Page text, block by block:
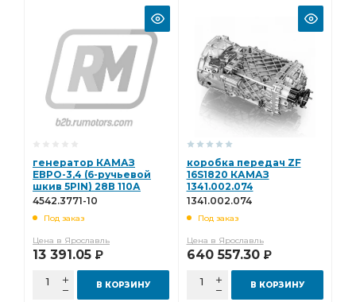
генератор КАМАЗ
ЕВРО-3,4 (6-ручьевой
шкив 5PIN) 28В 110А
4542.3771-10
4542.3771-10
Под заказ
Цена в Ярославль
13 391.05 Р
В КОРЗИНУ
коробка передач ZF
16S1820 КАМАЗ
1341.002.074
1341.002.074
Под заказ
Цена в Ярославль
640 557.30 Р
В КОРЗИНУ